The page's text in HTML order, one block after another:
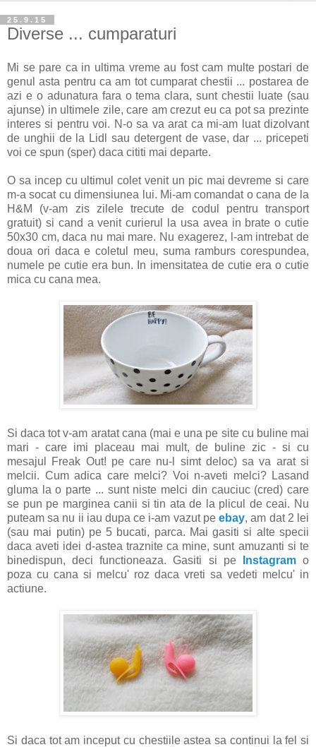
25.9.15
Diverse ... cumparaturi
Mi se pare ca in ultima vreme au fost cam multe postari de
genul asta pentru ca am tot cumparat chestii ... postarea de
azi e o adunatura fara o tema clara, sunt chestii luate (sau
ajunse) in ultimele zile, care am crezut eu ca pot sa prezinte
interes si pentru voi. N-o sa va arat ca mi-am luat dizolvant
de unghii de la Lidl sau detergent de vase, dar ... pricepeti
voi ce spun (sper) daca cititi mai departe.
O sa incep cu ultimul colet venit un pic mai devreme si care
m-a socat cu dimensiunea lui. Mi-am comandat o cana de la
H&M (v-am zis zilele trecute de codul pentru transport
gratuit) si cand a venit curierul la usa avea in brate o cutie
50x30 cm, daca nu mai mare. Nu exagerez, l-am intrebat de
doua ori daca e coletul meu, suma ramburs corespundea,
numele pe cutie era bun. In imensitatea de cutie era o cutie
mica cu cana mea.
Si daca tot v-am aratat cana (mai e una pe site cu buline mai
mari - care imi placeau mai mult, de buline zic - si cu
mesajul Freak Out! pe care nu-l simt deloc) sa va arat si
melcii. Cum adica care melci? Voi n-aveti melci? Lasand
gluma la o parte ... sunt niste melci din cauciuc (cred) care
se pun pe marginea canii si tin ata de la plicul de ceai. Nu
puteam sa nu ii iau dupa ce i-am vazut peebay, am dat 2 lei
(sau mai putin) pe 5 bucati, parca. Mai gasiti si alte specii
daca aveti idei d-astea traznite ca mine, sunt amuzanti si te
binedispun, deci functioneaza. Gasiti si pe
Instagramo
poza cu cana si melcu' roz daca vreti sa vedeti melcu' in
actiune.
Si daca tot am inceput cu chestiile astea sa continui la fel si